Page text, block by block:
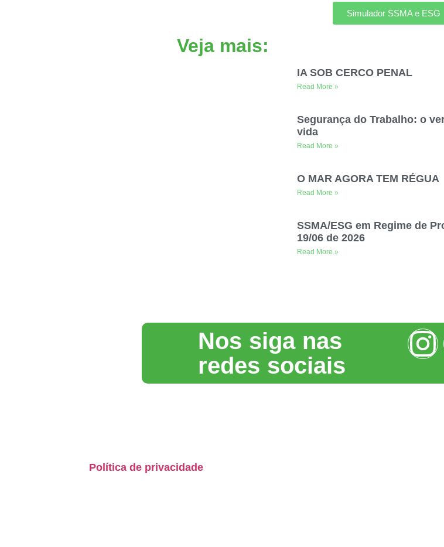
Simulador SSMA e ESG
Veja mais:
IA SOB CERCO PENAL
Read More »
Segurança do Trabalho: o
vida
Read More »
O MAR AGORA TEM RÉGUA
Read More »
SSMA/ESG em Regime de
19/06 de 2026
Read More »
Nos siga nas
redes sociais
Política de privacidade